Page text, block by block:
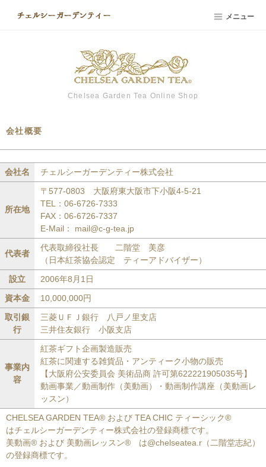
メニュー
Chelsea Garden Tea Online Shop
会社概要
会社名 チェルシーガーデンティー株式会社
所在地
〒577-0803 大阪府東大阪市下小阪4-5-21
TEL：06-6726-7333
FAX：06-6726-7337
E-Mail： mail@c-g-tea.jp
代表者
代表取締役社長 二階堂 美彦
（日本紅茶協会認定 ティーアドバイザー）
設立
2006年8月1日
資本金
10,000,000円
取引銀
行
三菱ＵＦＪ銀行 八戸ノ里支店
三井住友銀行 小阪支店
事業内
容
紅茶ギフト企画製造販売
紅茶に関連する雑貨品・アンティーク小物の販売
【大阪府公安委員会 美術品商 許可第622221905035号】
動画事業／動画制作（美動画）・動画制作講座（美動画レ
ッスン）
CHELSEA GARDEN TEA® および TEA CHIC ティーシック®
はチェルシーガーデンティー株式会社の登録商標です。
美動画® および 美動画レッスン® は@chelseatea.r（二階堂志紀）
の登録商標です。